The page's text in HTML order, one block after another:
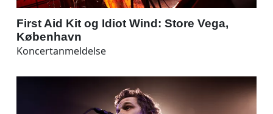
First Aid Kit og Idiot Wind: Store Vega,
København
Koncertanmeldelse